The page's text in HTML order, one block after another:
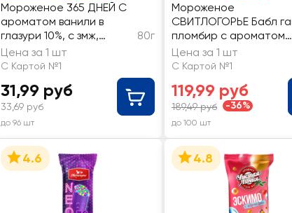
Мороженое 365 ДНЕЙ С
ароматом ванили в
глазури 10%, с змж,
эскимо
80г
Цена за 1 шт
С Картой №1
31,99 руб
33,69 руб
до 96 шт
Мороженое
СВИТЛОГОРЬЕ Бабл
пломбир с ароматом
ванили, с драже
микс и взрывной
карамелью в глазури с
ароматом бабл гам
без змж, эскимо
Цена за 1 шт
С Картой №1
119,99 руб
189,49 руб -36%
до 100 шт
4.6 4.8